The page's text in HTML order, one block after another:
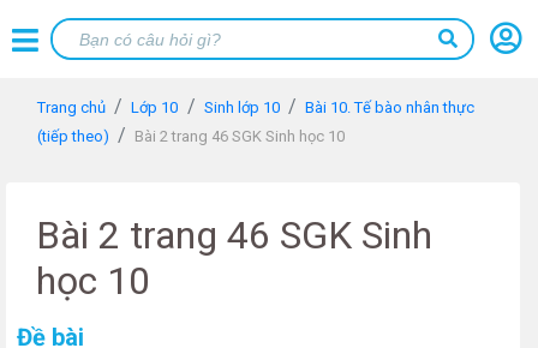
Trang chủ Lớp 10 Sinh lớp 10
Bài 10. Tế bào nhân thực
(tiếp theo)
Bài 2 trang 46 SGK Sinh học 10
Bài 2 trang 46 SGK Sinh
học 10
Đề bài